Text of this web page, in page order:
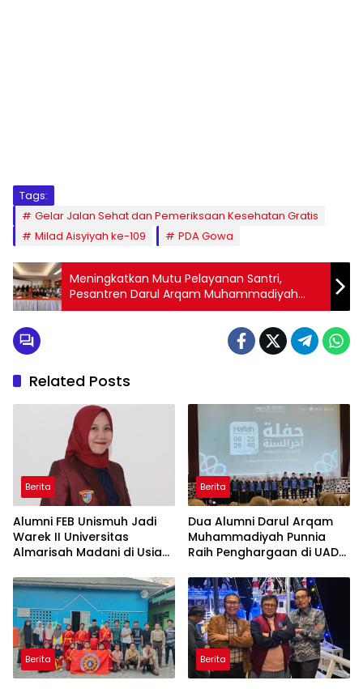
Tags:
Gelar Jalan Sehat dan Pemeriksaan Kesehatan Gratis
Milad Aisyiyah ke-109
PDA Gowa
Meningkatkan Mutu Pelayanan Santri,
Pesantren Darul Arqam Muhammadiyah
Punnia Laksanakan Rapat Kerja Tahunan
Related Posts
Berita
Alumni FEB Unismuh Jadi
Warek II Universitas
Almarisah Madani di Usia
Berita
Dua Alumni Darul Arqam
Muhammadiyah Punnia
Raih Penghargaan di UAD
Berita Berita